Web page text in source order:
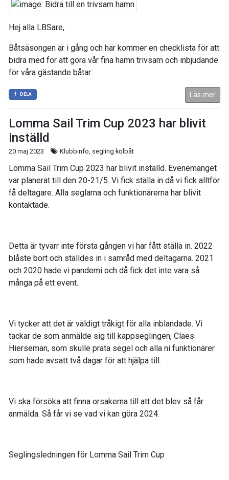
Hej alla LBSare,
Båtsäsongen är i gång och här kommer en checklista för att
bidra med för att göra vår fina hamn trivsam och inbjudande
för våra gästande båtar:
DELA Läs mer
Lomma Sail Trim Cup 2023 har blivit
inställd
20 maj 2023 Klubbinfo, segling kölbåt
Lomma Sail Trim Cup 2023 har blivit inställd. Evenemanget
var planerat till den 20-21/5. Vi fick ställa in då vi fick alltför
få deltagare. Alla seglarna och funktionärerna har blivit
kontaktade.
Detta är tyvärr inte första gången vi har fått ställa in. 2022
blåste bort och ställdes in i samråd med deltagarna. 2021
och 2020 hade vi pandemi och då fick det inte vara så
många på ett event.
Vi tycker att det är väldigt tråkigt för alla inblandade. Vi
tackar de som anmälde sig till kappseglingen, Claes
Hierseman, som skulle prata segel och alla ni funktionärer
som hade avsatt två dagar för att hjälpa till.
Vi ska försöka att finna orsakerna till att det blev så får
anmälda. Så får vi se vad vi kan göra 2024.
Seglingsledningen för Lomma Sail Trim Cup